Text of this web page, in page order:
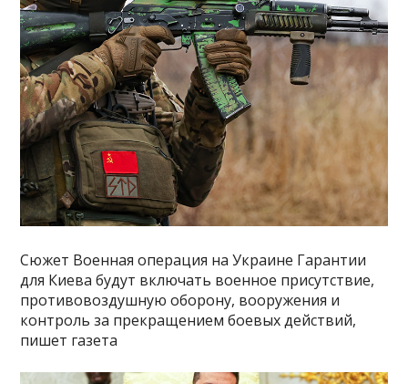
Сюжет Военная операция на Украине Гарантии
для Киева будут включать военное присутствие,
противовоздушную оборону, вооружения и
контроль за прекращением боевых действий,
пишет газета